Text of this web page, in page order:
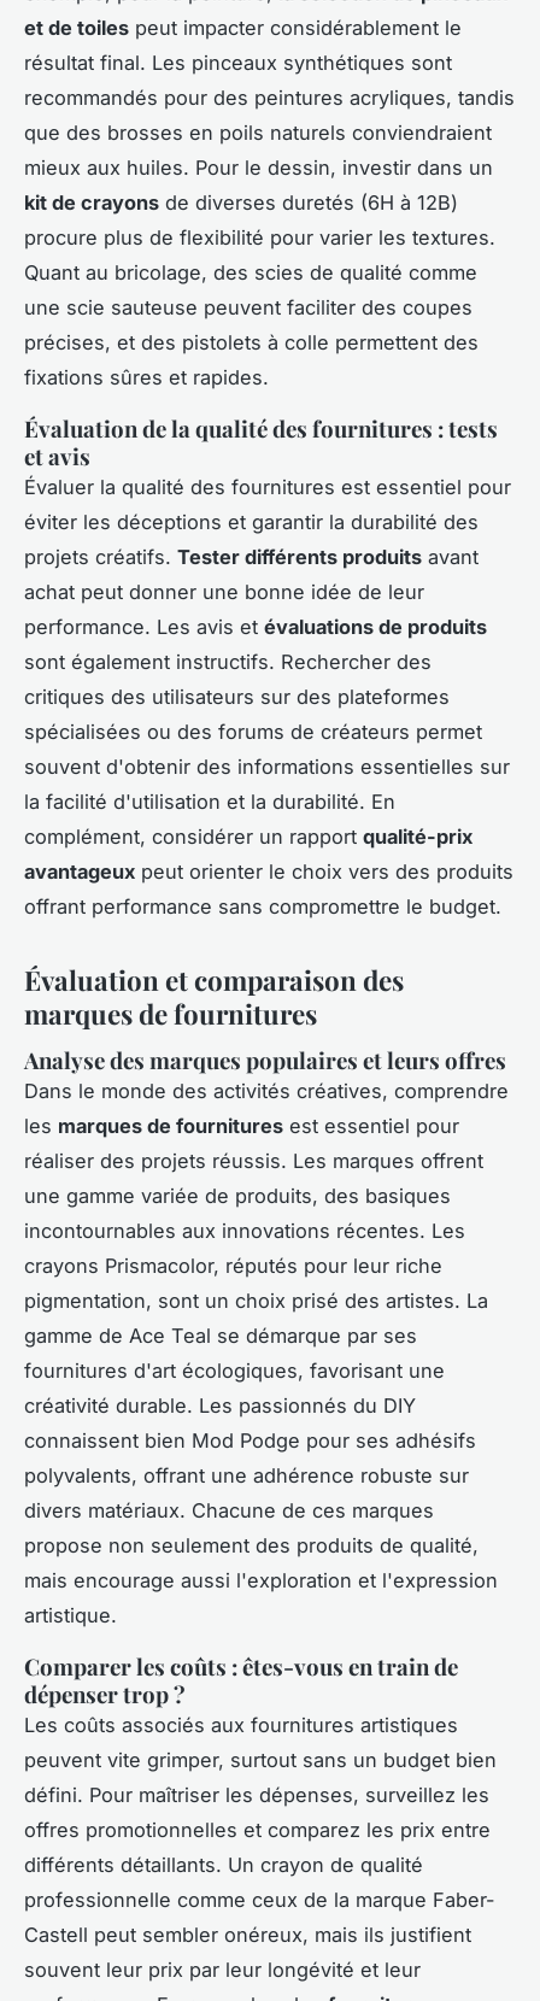
et de toiles peut impacter considérablement le
résultat final. Les pinceaux synthétiques sont
recommandés pour des peintures acryliques, tandis
que des brosses en poils naturels conviendraient
mieux aux huiles. Pour le dessin, investir dans un
kit de crayons de diverses duretés (6H à 12B)
procure plus de flexibilité pour varier les textures.
Quant au bricolage, des scies de qualité comme
une scie sauteuse peuvent faciliter des coupes
précises, et des pistolets à colle permettent des
fixations sûres et rapides.
Évaluation de la qualité des fournitures : tests
et avis
Évaluer la qualité des fournitures est essentiel pour
éviter les déceptions et garantir la durabilité des
projets créatifs. Tester différents produits avant
achat peut donner une bonne idée de leur
performance. Les avis et évaluations de produits
sont également instructifs. Rechercher des
critiques des utilisateurs sur des plateformes
spécialisées ou des forums de créateurs permet
souvent d'obtenir des informations essentielles sur
la facilité d'utilisation et la durabilité. En
complément, considérer un rapport qualité-prix
avantageux peut orienter le choix vers des produits
offrant performance sans compromettre le budget.
Évaluation et comparaison des
marques de fournitures
Analyse des marques populaires et leurs offres
Dans le monde des activités créatives, comprendre
les marques de fournitures est essentiel pour
réaliser des projets réussis. Les marques offrent
une gamme variée de produits, des basiques
incontournables aux innovations récentes. Les
crayons Prismacolor, réputés pour leur riche
pigmentation, sont un choix prisé des artistes. La
gamme de Ace Teal se démarque par ses
fournitures d'art écologiques, favorisant une
créativité durable. Les passionnés du DIY
connaissent bien Mod Podge pour ses adhésifs
polyvalents, offrant une adhérence robuste sur
divers matériaux. Chacune de ces marques
propose non seulement des produits de qualité,
mais encourage aussi l'exploration et l'expression
artistique.
Comparer les coûts : êtes-vous en train de
dépenser trop ?
Les coûts associés aux fournitures artistiques
peuvent vite grimper, surtout sans un budget bien
défini. Pour maîtriser les dépenses, surveillez les
offres promotionnelles et comparez les prix entre
différents détaillants. Un crayon de qualité
professionnelle comme ceux de la marque Faber-
Castell peut sembler onéreux, mais ils justifient
souvent leur prix par leur longévité et leur